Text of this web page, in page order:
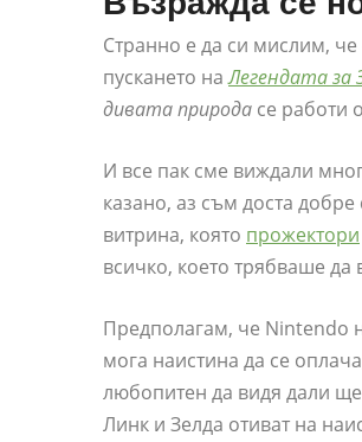
Странно е да си мислим,
пускането наЛегендата за
дивата природа се работи
И все пак сме виждали
казано, аз съм доста
витрина, която прожектори
всичко, което трябваше
Предполагам, че Nintendo
мога наистина да се
любопитен да видя дали
Линк и Зелда отиват на